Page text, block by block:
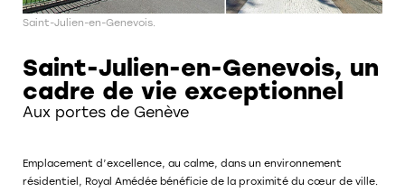
Saint-Julien-en-Genevois.
Saint-Julien-en-Genevois, un
cadre de vie exceptionnel
Aux portes de Genève
Emplacement d’excellence, au calme, dans un environnement
résidentiel, Royal Amédée bénéficie de la proximité du cœur de ville.